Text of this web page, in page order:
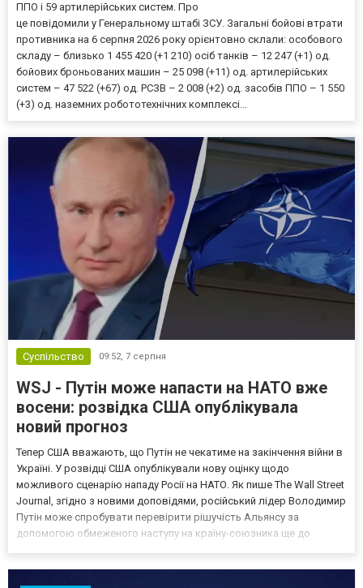
ППО і 59 артилерійських систем. Про
це повідомили у Генеральному штабі ЗСУ. Загальні бойові втрати
противника на 6 серпня 2026 року орієнтовно склали: особового
складу – близько 1 455 420 (+1 210) осіб танків – 12 247 (+1) од.
бойових броньованих машин – 25 098 (+11) од. артилерійських
систем – 47 522 (+67) од. РСЗВ – 2 008 (+2) од. засобів ППО – 1 550
(+3) од. наземних робототехнічних комплексі...
Суспільство 09:52, 7 серпня
WSJ - Путін може напасти на НАТО вже
восени: розвідка США опублікувала
новий прогноз
Тепер США вважають, що Путін не чекатиме на закінчення війни в
Україні. У розвідці США опублікували нову оцінку щодо
можливого сценарію нападу Росії на НАТО. Як пише The Wall Street
Journal, згідно з новими доповідями, російський лідер Володимир
Путін може спробувати перевірити рішучість Альянсу за
допомогою обмеженого наступу на країну-союзника ще до